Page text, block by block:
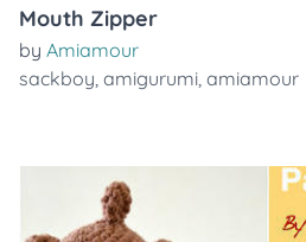
Mouth Zipper
by Amiamour
sackboy, amigurumi, amiamour